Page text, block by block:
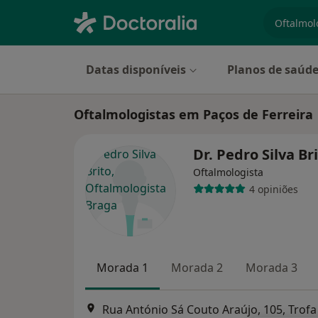
Datas disponíveis Planos de saúde
Oftalmologistas em Paços de Ferreira
Dr. Pedro Silva
Oftalmologista
4 opiniões
Morada 1 Morada 2 Morada 3
Rua António Sá Couto Araújo, 105, Trofa